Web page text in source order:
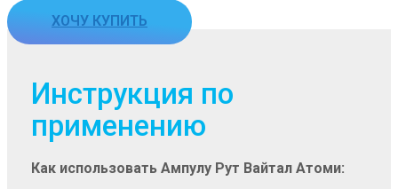
ХОЧУ КУПИТЬ
Инструкция по
применению
Как использовать Ампулу Рут Вайтал Атоми: